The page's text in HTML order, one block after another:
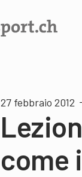
27 febbraio 2012
come